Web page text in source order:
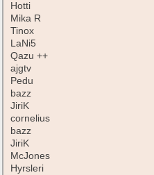
Hotti
Mika R
Tinox
LaNi5
Qazu ++
ajgtv
Pedu
bazz
JiriK
cornelius
bazz
JiriK
McJones
Hyrsleri